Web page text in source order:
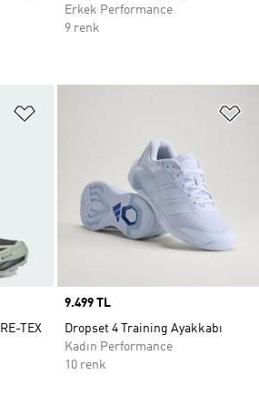
Erkek Performance
9 renk
TEX
Price
9.499 TL
Dropset 4 Training Ayakkabı
Kadın Performance
10 renk